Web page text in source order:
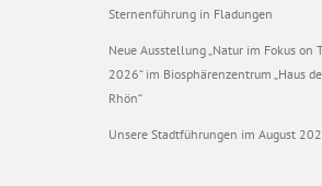
Sternenführung in Fladungen
Neue Ausstellung „Natur im Fokus on
2026“ im Biosphärenzentrum „Haus
Rhön“
Unsere Stadtführungen im August